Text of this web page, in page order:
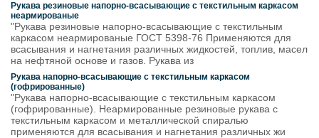
Рукава резиновые напорно-всасывающие с текстильным каркасом
неармированые
"Рукава резиновые напорно-всасывающие с текстильным
каркасом неармированые ГОСТ 5398-76 Применяются для
всасывания и нагнетания различных жидкостей, топлив, масел
на нефтяной основе и газов. Рукава из
Рукава напорно-всасывающие с текстильным каркасом
(гофрированные)
"Рукава напорно-всасывающие с текстильным каркасом
(гофрированные). Неармированные резиновые рукава с
текстильным каркасом и металлической спиралью
применяются для всасывания и нагнетания различных жи